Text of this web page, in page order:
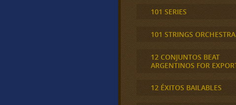
101 SERIES
101 STRINGS ORCHESTRA
12 CONJUNTOS BEAT
ARGENTINOS FOR
12 ÉXITOS BAILABLES